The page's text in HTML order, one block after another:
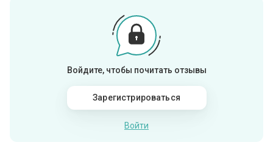
Войдите, чтобы почитать отзывы
Зарегистрироваться
Войти